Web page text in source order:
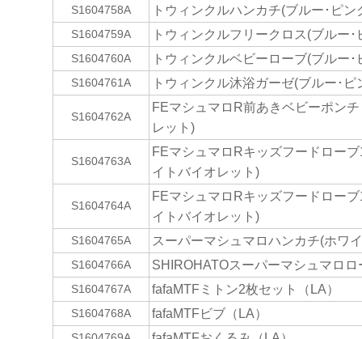
S1604758A トウィンクルハンカチ(ブルー･ピン
S1604759A トウィンクルフリークロス(ブルー･
S1604760A トウィンクルベビーローブ(ブルー･
S1604761A トウィンクル沐浴ガーゼ(ブルー･ピ
S1604762A
FEマシュマロR前あきベビーポン
レット)
S1604763A
FEマシュマロRキッズフードロー
イトバイオレット)
S1604764A
FEマシュマロRキッズフードロー
イトバイオレット)
S1604765A スーパーマシュマロハンカチ(ホワ
S1604766A SHIROHATOスーパーマシュマロロ
S1604767A fafaMTFミトン2枚セット（LA）
S1604768A fafaMTFビブ（LA）